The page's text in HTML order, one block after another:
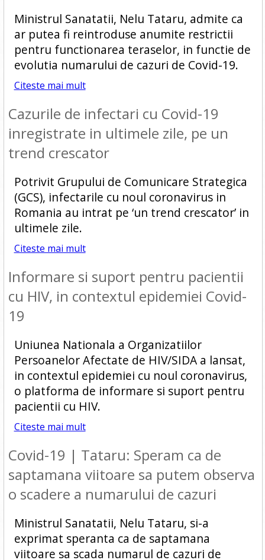
Ministrul Sanatatii, Nelu Tataru, admite ca
ar putea fi reintroduse anumite restrictii
pentru functionarea teraselor, in functie de
evolutia numarului de cazuri de Covid-19.
Citeste mai mult
Cazurile de infectari cu Covid-19
inregistrate in ultimele zile, pe un
trend crescator
Potrivit Grupului de Comunicare Strategica
(GCS), infectarile cu noul coronavirus in
Romania au intrat pe ‘un trend crescator’ in
ultimele zile.
Citeste mai mult
Informare si suport pentru pacientii
cu HIV, in contextul epidemiei Covid-
19
Uniunea Nationala a Organizatiilor
Persoanelor Afectate de HIV/SIDA a lansat,
in contextul epidemiei cu noul coronavirus,
o platforma de informare si suport pentru
pacientii cu HIV.
Citeste mai mult
Covid-19 | Tataru: Speram ca de
saptamana viitoare sa putem observa
o scadere a numarului de cazuri
Ministrul Sanatatii, Nelu Tataru, si-a
exprimat speranta ca de saptamana
viitoare sa scada numarul de cazuri de